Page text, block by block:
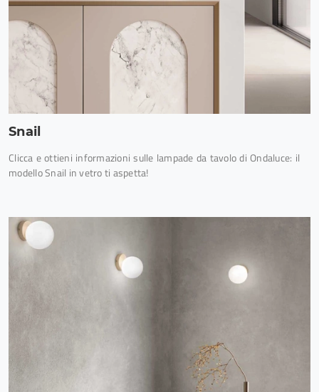
Snail
Clicca e ottieni informazioni sulle lampade da tavolo di Ondaluce: il
modello Snail in vetro ti aspetta!